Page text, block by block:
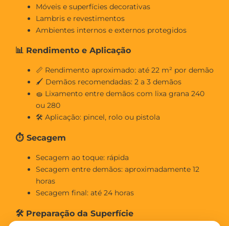
Móveis e superfícies decorativas
Lambris e revestimentos
Ambientes internos e externos protegidos
📊 Rendimento e Aplicação
📏 Rendimento aproximado: até 22 m² por demão
🖌 Demãos recomendadas: 2 a 3 demãos
🧽 Lixamento entre demãos com lixa grana 240
ou 280
🛠 Aplicação: pincel, rolo ou pistola
⏱ Secagem
Secagem ao toque: rápida
Secagem entre demãos: aproximadamente 12
horas
Secagem final: até 24 horas
🛠 Preparação da Superfície